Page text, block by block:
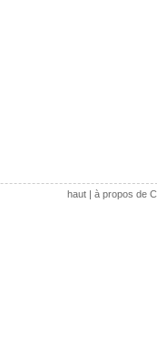
haut| à propos de